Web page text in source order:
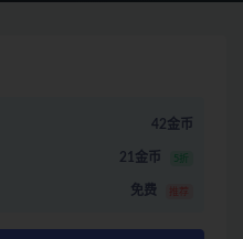
42金币
21金币 5折
免费 推荐